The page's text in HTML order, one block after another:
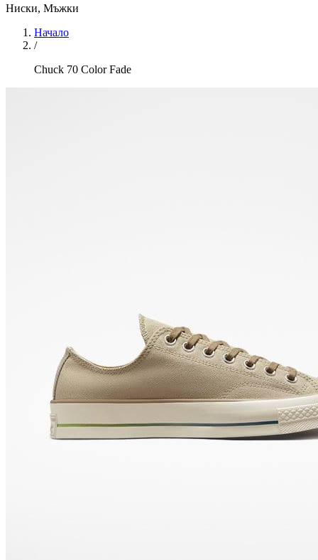
Ниски, Мъжки
Начало
/
Chuck 70 Color Fade